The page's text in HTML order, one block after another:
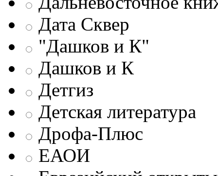
Дата Сквер
"Дашков и К"
Дашков и К
Детгиз
Детская литература
Дрофа-Плюс
ЕАОИ